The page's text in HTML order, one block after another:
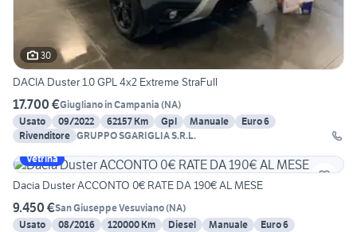
30
DACIA Duster 1.0 GPL 4x2 Extreme StraFull
17.700 €Giugliano in Campania (NA)
Usato
09/2022 62157 Km Gpl Manuale
Euro 6
Rivenditore GRUPPO SGARIGLIA S.R.L.
Vetrina
Dacia Duster ACCONTO 0€ RATE DA 190€ AL MESE
9.450 €San Giuseppe Vesuviano(NA)
Usato
08/2016 120000 Km Diesel Manuale
Euro 6